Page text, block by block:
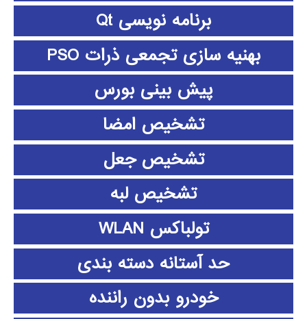
برنامه نویسی Qt
بهنیه سازی تجمعی ذرات PSO
پیش بینی بورس
تشخیص امضا
تشخیص جعل
تشخیص لبه
تولباکس WLAN
حد آستانه دسته بندی
خودرو بدون راننده